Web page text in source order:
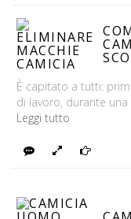
È capitato a tutti:
di lavoro, durante
Leggi tutto
FotoContinua